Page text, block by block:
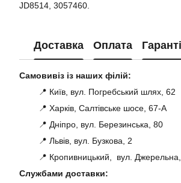
JD8514, 3057460.
Доставка Оплата
Самовивіз із наших філій:
📍 Київ, вул. Погребський шлях, 62
📍 Харків, Салтівське шосе, 67-А
📍 Дніпро, вул. Березинська, 80
📍 Львів, вул. Бузкова, 2
📍 Кропивницький, вул.
Службами доставки: